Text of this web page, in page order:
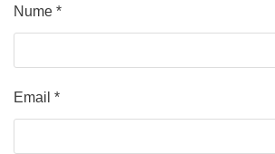
Nume *
Email *